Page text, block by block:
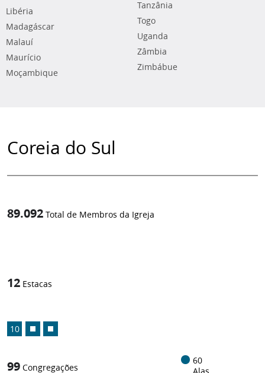
Libéria
Madagáscar
Malauí
Maurício
Moçambique
Tanzânia
Togo
Uganda
Zâmbia
Zimbábue
Coreia do Sul
89.092 Total de Membros da Igreja
12 Estacas
10
99 Congregações
60